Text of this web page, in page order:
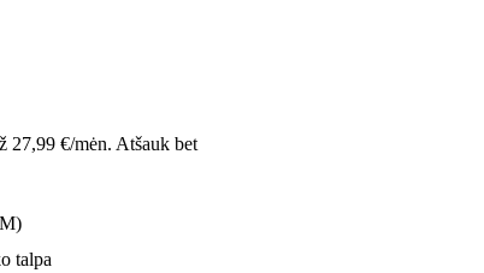
27,99 €/mėn. Atšauk bet
talpa